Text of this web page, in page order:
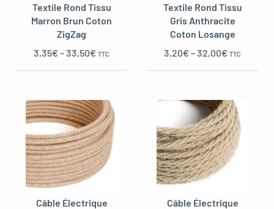
Textile Rond Tissu
Marron Brun Coton
ZigZag
3,35€–33,50€ TTC
Textile Rond Tissu
Gris Anthracite
Coton Losange
3,20€–32,00€ TTC
Câble Électrique
Câble Électrique